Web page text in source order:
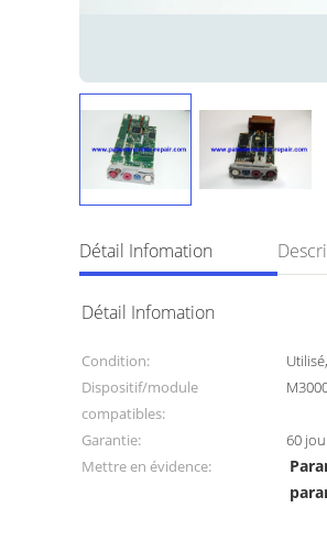
Détail Infomation
Détail Infomation
Condition:
Dispositif/module
compatibles:
Garantie: 60
Mettre en évidence: